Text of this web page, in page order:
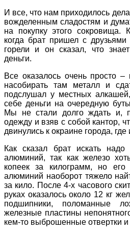
И все, что нам приходилось
вожделенным сладостям и
на покупку этого сокровища.
когда брат пришел с
горели и он сказал, что
деньги.
Все оказалось очень просто –
насобирать там металл и
подслушал у местных
себе деньги на очередную
Мы не стали долго ждать и,
одежду и взяв с собой кантор,
двинулись к окраине города,
Как сказал брат искать
алюминий, так как железо
копеек за килограмм, но
алюминий наоборот тяжело
за кило. После 4-х часового
руках оказалось около 12 кг
подшипники, поломанные
железные пластины
кем-то выброшенные отвертки и